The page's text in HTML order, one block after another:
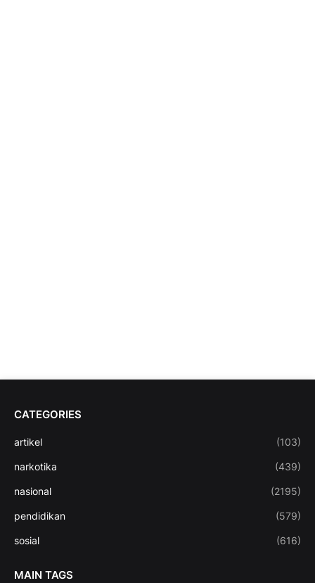
CATEGORIES
artikel (103)
narkotika (439)
nasional (2195)
pendidikan (579)
sosial (616)
MAIN TAGS